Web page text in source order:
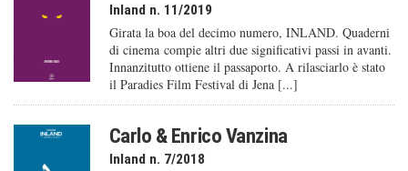
Inland n. 11/2019
Girata la boa del decimo numero, INLAND. Quaderni
di cinema compie altri due significativi passi in avanti.
Innanzitutto ottiene il passaporto. A rilasciarlo è stato
il Paradies Film Festival di Jena [...]
Carlo & Enrico Vanzina
Inland n. 7/2018